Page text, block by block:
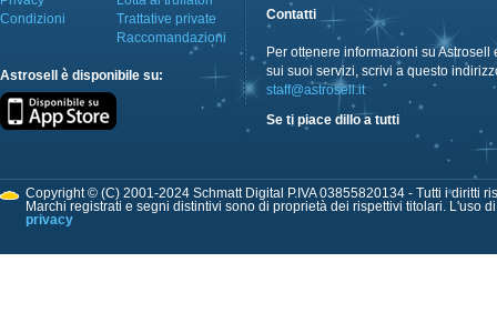
Condizioni
Trattative private
Raccomandazioni
Astrosell è disponibile su:
Contatti
Per ottenere informazioni su Astrosell
sui suoi servizi, scrivi a questo
staff@astrosell.it
Se ti piace dillo a tutti
Copyright © (C) 2001-2024 Schmatt Digital P.IVA 03855820134 - Tutti i diritti
Marchi registrati e segni distintivi sono di proprietà dei rispettivi titolari. L'uso
privacy